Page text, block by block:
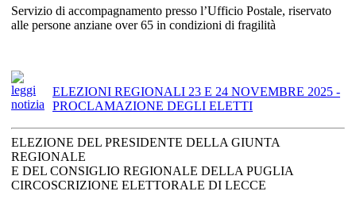
Servizio di accompagnamento presso l’Ufficio Postale, riservato
alle persone anziane over 65 in condizioni di fragilità
ELEZIONI REGIONALI 23 E 24 NOVEMBRE 2025 -
PROCLAMAZIONE DEGLI ELETTI
ELEZIONE DEL PRESIDENTE DELLA GIUNTA
REGIONALE
E DEL CONSIGLIO REGIONALE DELLA PUGLIA
CIRCOSCRIZIONE ELETTORALE DI LECCE